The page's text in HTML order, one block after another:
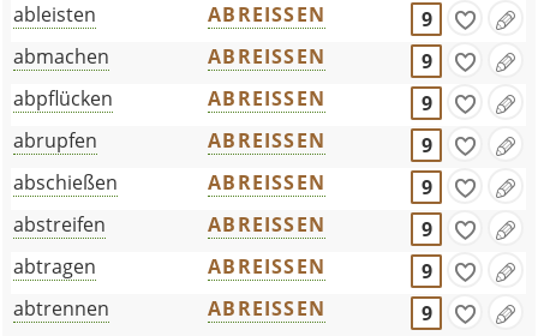
ableisten
ABREISSEN
9
abmachen
ABREISSEN
9
abpflücken
ABREISSEN
9
abrupfen
ABREISSEN
9
abschießen
ABREISSEN
9
abstreifen
ABREISSEN
9
abtragen
ABREISSEN
9
abtrennen
ABREISSEN
9